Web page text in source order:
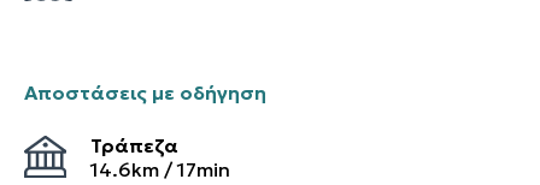
Αποστάσεις με οδήγηση
Τράπεζα
14.6km /17min